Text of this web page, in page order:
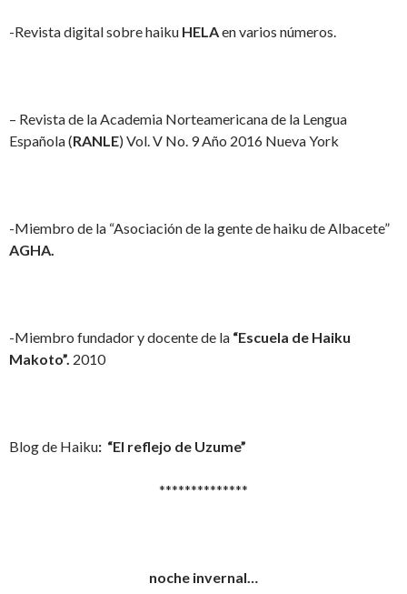
-Revista digital sobre haiku HELAen varios números.
– Revista de la Academia Norteamericana de la Lengua
Española (RANLE) Vol. V No. 9 Año 2016 Nueva York
-Miembro de la “Asociación de la gente de haiku de Albacete”
AGHA.
-Miembro fundador y docente de la “Escuela de Haiku
Makoto”. 2010
Blog de Haiku: “El reflejo de Uzume”
**************
noche invernal…